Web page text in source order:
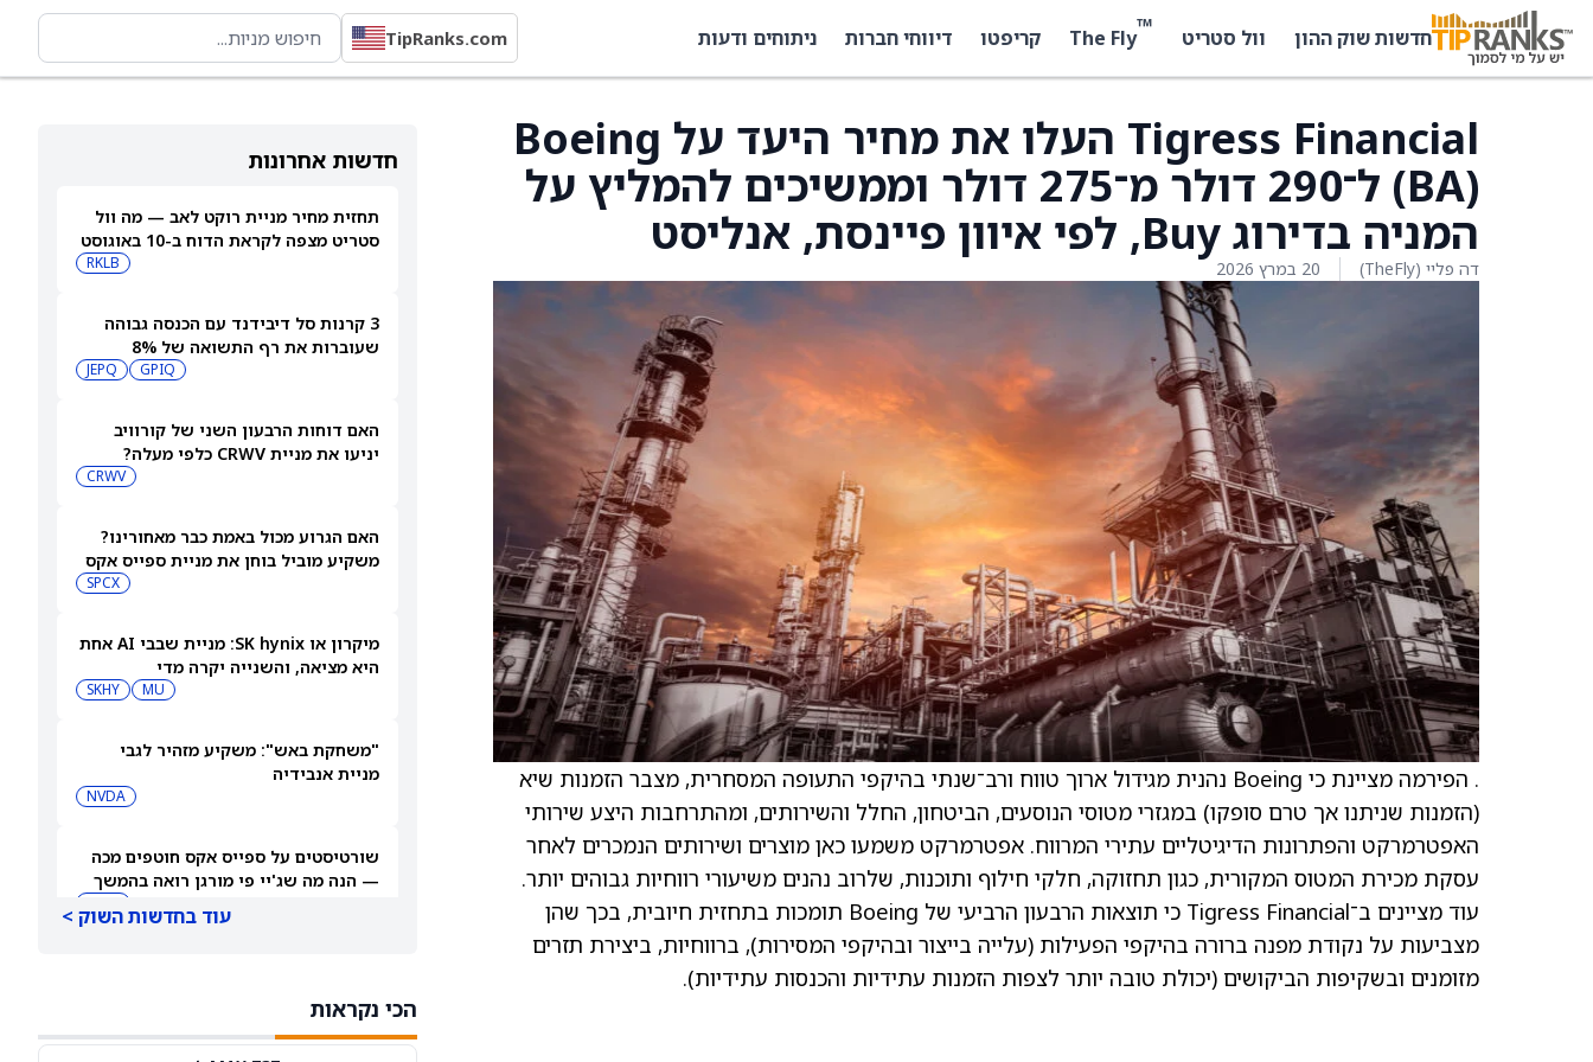
חדשות שוק ההון וול סטריט ™
The Fly קריפטו דיווחי חברות ניתוחים ודעות TipRanks.com
חדשות אחרונות
תחזית מחיר מניית רוקט לאב — מה וול
סטריט מצפה לקראת הדוח ב-10 באוגוסט
RKLB
3 קרנות סל דיבידנד עם הכנסה גבוהה
שעוברות את רף התשואה של 8%
GPIQ
JEPQ
האם דוחות הרבעון השני של קורוויב
יניעו את מניית CRWV כלפי מעלה?
CRWV
האם הגרוע מכול באמת כבר מאחורינו?
משקיע מוביל בוחן את מניית ספייס אקס
SPCX
מיקרון או SK hynix: מניית שבבי AI אחת
היא מציאה, והשנייה יקרה מדי
MU
SKHY
"משחקת באש": משקיע מזהיר לגבי
מניית אנבידיה
NVDA
שורטיסטים על ספייס אקס חוטפים מכה
— הנה מה שג'יי פי מורגן רואה בהמשך
הבא… אבל המותג Cursor עלול להיעלם
עוד בחדשות השוק >
הכי נקראות
Tigress Financial העלו את מחיר היעד על Boeing
‏(BA) ל־290 דולר מ־275 דולר וממשיכים להמליץ על
המניה בדירוג Buy, לפי איוון פיינסת, אנליסט
דה פליי (TheFly) 20 במרץ 2026
. הפירמה מציינת כי Boeing נהנית מגידול ארוך טווח ורב־שנתי בהיקפי התעופה המסחרית, מצבר הזמנות שיא
(הזמנות שניתנו אך טרם סופקו) במגזרי מטוסי הנוסעים, הביטחון, החלל והשירותים, ומהתרחבות היצע שירותי
האפטרמרקט והפתרונות הדיגיטליים עתירי המרווח. אפטרמרקט משמעו כאן מוצרים ושירותים הנמכרים לאחר
עסקת מכירת המטוס המקורית, כגון תחזוקה, חלקי חילוף ותוכנות, שלרוב נהנים משיעורי רווחיות גבוהים יותר.
עוד מציינים ב־Tigress Financial כי תוצאות הרבעון הרביעי של Boeing תומכות בתחזית חיובית, בכך שהן
מצביעות על נקודת מפנה ברורה בהיקפי הפעילות (עלייה בייצור ובהיקפי המסירות), ברווחיות, ביצירת תזרים
מזומנים ובשקיפות הביקושים (יכולת טובה יותר לצפות הזמנות עתידיות והכנסות עתידיות).